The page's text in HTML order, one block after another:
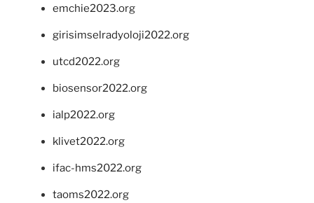
emchie2023.org
girisimselradyoloji2022.org
utcd2022.org
biosensor2022.org
ialp2022.org
klivet2022.org
ifac-hms2022.org
taoms2022.org